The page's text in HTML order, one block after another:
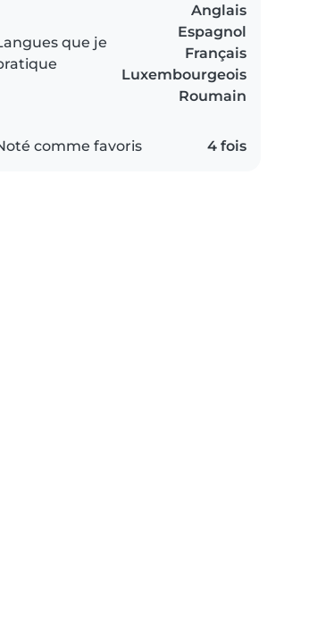
que je
Anglais
Espagnol
Français
Luxembourgeois
Roumain
comme favoris 4 fois